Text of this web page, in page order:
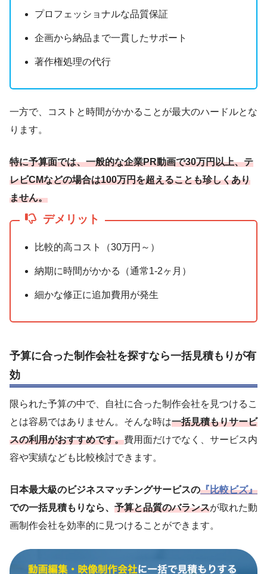
プロフェッショナルな品質保証
企画から納品まで一貫したサポート
著作権処理の代行
一方で、コストと時間がかかることが最大のハードルとな
ります。
特に予算面では、一般的な企業PR動画で30万円以上、テ
レビCMなどの場合は100万円を超えることも珍しくあり
ません。
デメリット
比較的高コスト（30万円～）
納期に時間がかかる（通常1-2ヶ月）
細かな修正に追加費用が発生
予算に合った制作会社を探すなら一括見積もりが有
効
限られた予算の中で、自社に合った制作会社を見つけるこ
とは容易ではありません。そんな時は一括見積もりサービ
スの利用がおすすめです。費用面だけでなく、サービス内
容や実績なども比較検討できます。
日本最大級のビジネスマッチングサービスの『比較ビズ』
での一括見積もりなら、 予算と品質のバランスが取れた動
画制作会社を効率的に見つけることができます。